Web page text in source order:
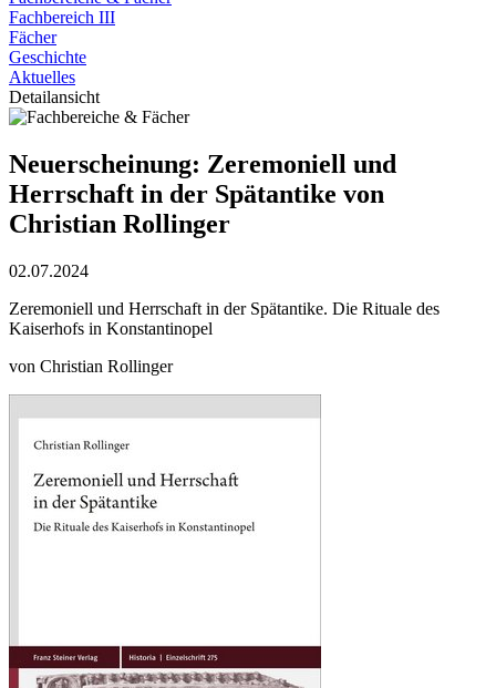
Fachbereich III
Fächer
Geschichte
Aktuelles
Detailansicht
Neuerscheinung: Zeremoniell und
Herrschaft in der Spätantike von
Christian Rollinger
02.07.2024
Zeremoniell und Herrschaft in der Spätantike. Die Rituale des
Kaiserhofs in Konstantinopel
von Christian Rollinger